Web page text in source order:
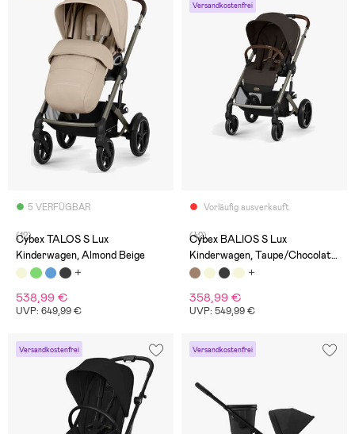
5 VERFÜGBAR
(12)
Cybex TALOS S Lux
Kinderwagen, Almond Beige
538,99 €
UVP: 649,99 €
Versandkostenfrei
Vorläufig ausverkauft
(42)
Cybex BALIOS S Lux
Kinderwagen, Taupe/Chocolate
Brown
358,99 €
UVP: 549,99 €
Versandkostenfrei Versandkostenfrei